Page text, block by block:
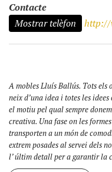
Contacte
Mostrar telèfon
http://
A mobles Lluís Ballús. Tots els
neix d’una idea i totes les idees
el motiu pel qual sempre
creativa. Una fase on les
transporten a un món de
extrem posades al servei dels
l’ últim detall per a garantir la